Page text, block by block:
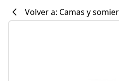
Volver a: Camas y